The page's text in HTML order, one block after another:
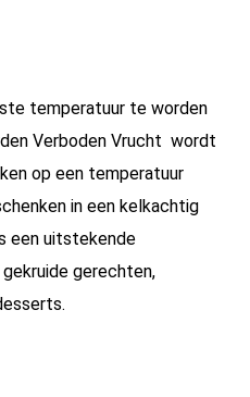
temperatuur te worden
Verboden Vrucht wordt
op een temperatuur
in een kelkachtig
een uitstekende
gerechten,